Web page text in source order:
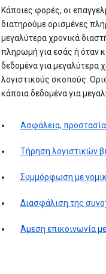
Κάποιες φορές, οι
διατηρούμε ορισμένες
μεγαλύτερα χρονικά
πληρωμή για εσάς ή όταν
δεδομένα για μεγαλύτερα
λογιστικούς σκοπούς.
κάποια δεδομένα για
Ασφάλεια,
Τήρηση λογιστικών
Συμμόρφωση με
Διασφάλιση της
Άμεση επικοινωνία